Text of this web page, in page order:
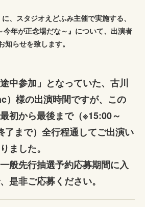
、スタジオえどふみ主催で実施する、
今年が正念場だな～』について、出演者
らせを致します。
中参加」となっていた、古川
）様の出演時間ですが、この
初から最後まで（※15:00～
了まで）全行程通してご出演い
ました。
般先行抽選予約応募期間に入
是非ご応募ください。